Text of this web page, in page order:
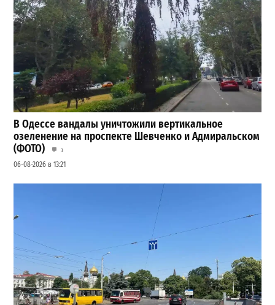
В Одессе вандалы уничтожили вертикальное
озеленение на проспекте Шевченко и Адмиральском
(ФОТО)
3
06-08-2026 в 13:21